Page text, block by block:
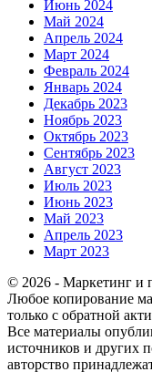
Июнь 2024
Май 2024
Апрель 2024
Март 2024
Февраль 2024
Январь 2024
Декабрь 2023
Ноябрь 2023
Октябрь 2023
Сентябрь 2023
Август 2023
Июль 2023
Июнь 2023
Май 2023
Апрель 2023
Март 2023
© 2026 - Маркетинг и
Любое копирование
только с обратной
Все материалы
источников и других
авторство